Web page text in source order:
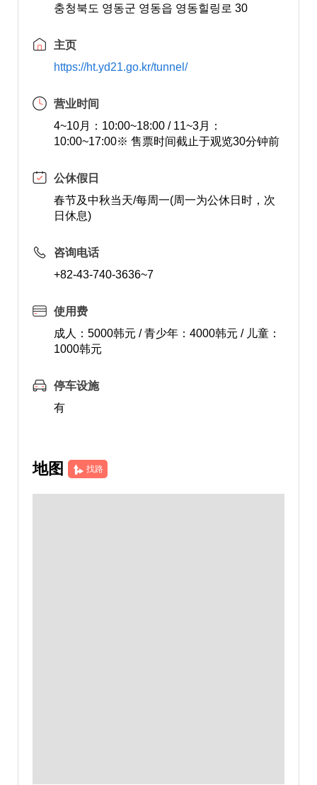
충청북도 영동군 영동읍 영동힐링로 30
主页
https://ht.yd21.go.kr/tunnel/
营业时间
4~10月：10:00~18:00 / 11~3月：
10:00~17:00※ 售票时间截止于观览30分钟前
公休假日
春节及中秋当天/每周一(周一为公休日时，次
日休息)
咨询电话
+82-43-740-3636~7
使用费
成人：5000韩元 / 青少年：4000韩元 / 儿童：
1000韩元
停车设施
有
地图 找路